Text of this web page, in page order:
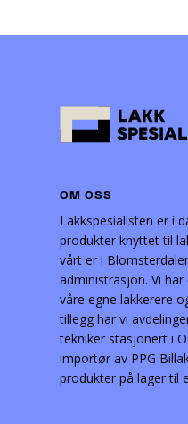
OM OSS
Lakkspesialisten er i
produkter knyttet til
vårt er i
administrasjon. Vi
våre egne lakkerere
tillegg har vi
tekniker stasjonert i
importør av PPG
produkter på lager til